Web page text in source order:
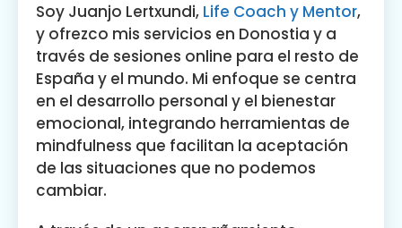
Soy Juanjo Lertxundi, Life Coach y Mentor,
y ofrezco mis servicios en Donostia y a
través de sesiones online para el resto de
España y el mundo. Mi enfoque se centra
en el desarrollo personal y el bienestar
emocional, integrando herramientas de
mindfulness que facilitan la aceptación
de las situaciones que no podemos
cambiar.